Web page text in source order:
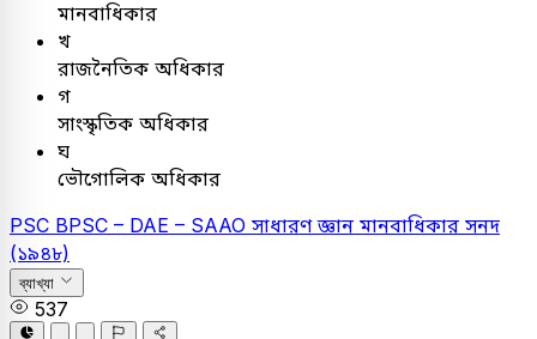
মানবাধিকার
খ
রাজনৈতিক অধিকার
গ
সাংস্কৃতিক অধিকার
ঘ
ভৌগোলিক অধিকার
PSC BPSC – DAE – SAAO সাধারণ জ্ঞান মানবাধিকার সনদ
(১৯৪৮)
ব্যাখ্যা
537